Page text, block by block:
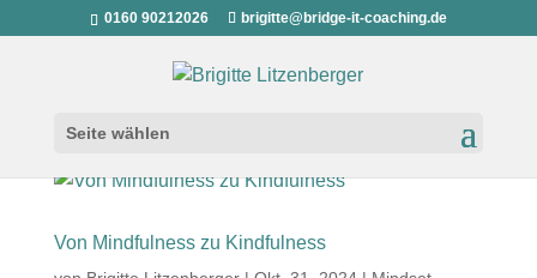
0160 90212026 brigitte@bridge-it-coaching.de
Seite wählen
Von Mindfulness zu Kindfulness